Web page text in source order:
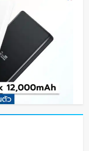
ชาร์จ